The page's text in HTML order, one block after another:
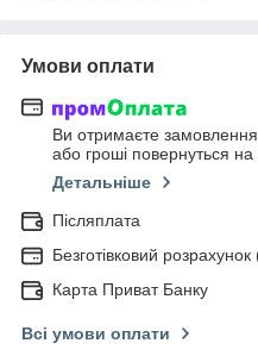
Умови оплати
Ви отримаєте замовлення
або гроші повернуться на
Детальніше
Післяплата
Безготівковий
Карта Приват Банку
Всі умови оплати